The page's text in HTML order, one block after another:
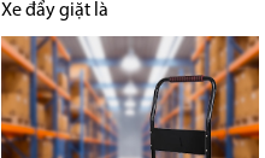
Xe đẩy giặt là